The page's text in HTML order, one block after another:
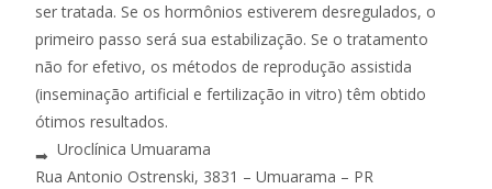
ser tratada. Se os hormônios estiverem desregulados, o
primeiro passo será sua estabilização. Se o tratamento
não for efetivo, os métodos de reprodução assistida
(inseminação artificial e fertilização in vitro) têm obtido
ótimos resultados.
Uroclínica Umuarama
Rua Antonio Ostrenski, 3831 – Umuarama – PR